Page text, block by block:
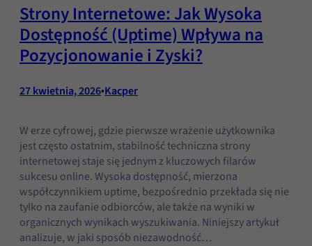
Strony Internetowe: Jak Wysoka
Dostępność (Uptime) Wpływa na
Pozycjonowanie i Zyski?
27 kwietnia, 2026•Kacper
W erze cyfrowej, gdzie pierwsze wrażenie użytkownika
jest często ostatnim, stabilność techniczna strony
internetowej staje się jednym z kluczowych filarów
sukcesu online. Wysoka dostępność, mierzona
współczynnikiem uptime, bezpośrednio przekłada się nie
tylko na zaufanie odbiorców, ale także na wyniki w
organicznych wynikach wyszukiwania. Niniejszy artykuł
analizuje, w jaki sposób niezawodność…